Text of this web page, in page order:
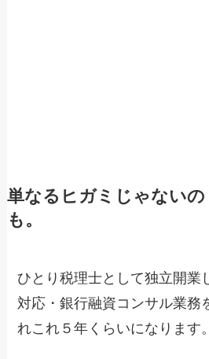
単なるヒガミじゃないの
も。
ひとり税理士として独立開業
対応・銀行融資コンサル業務
れこれ５年くらいになります。